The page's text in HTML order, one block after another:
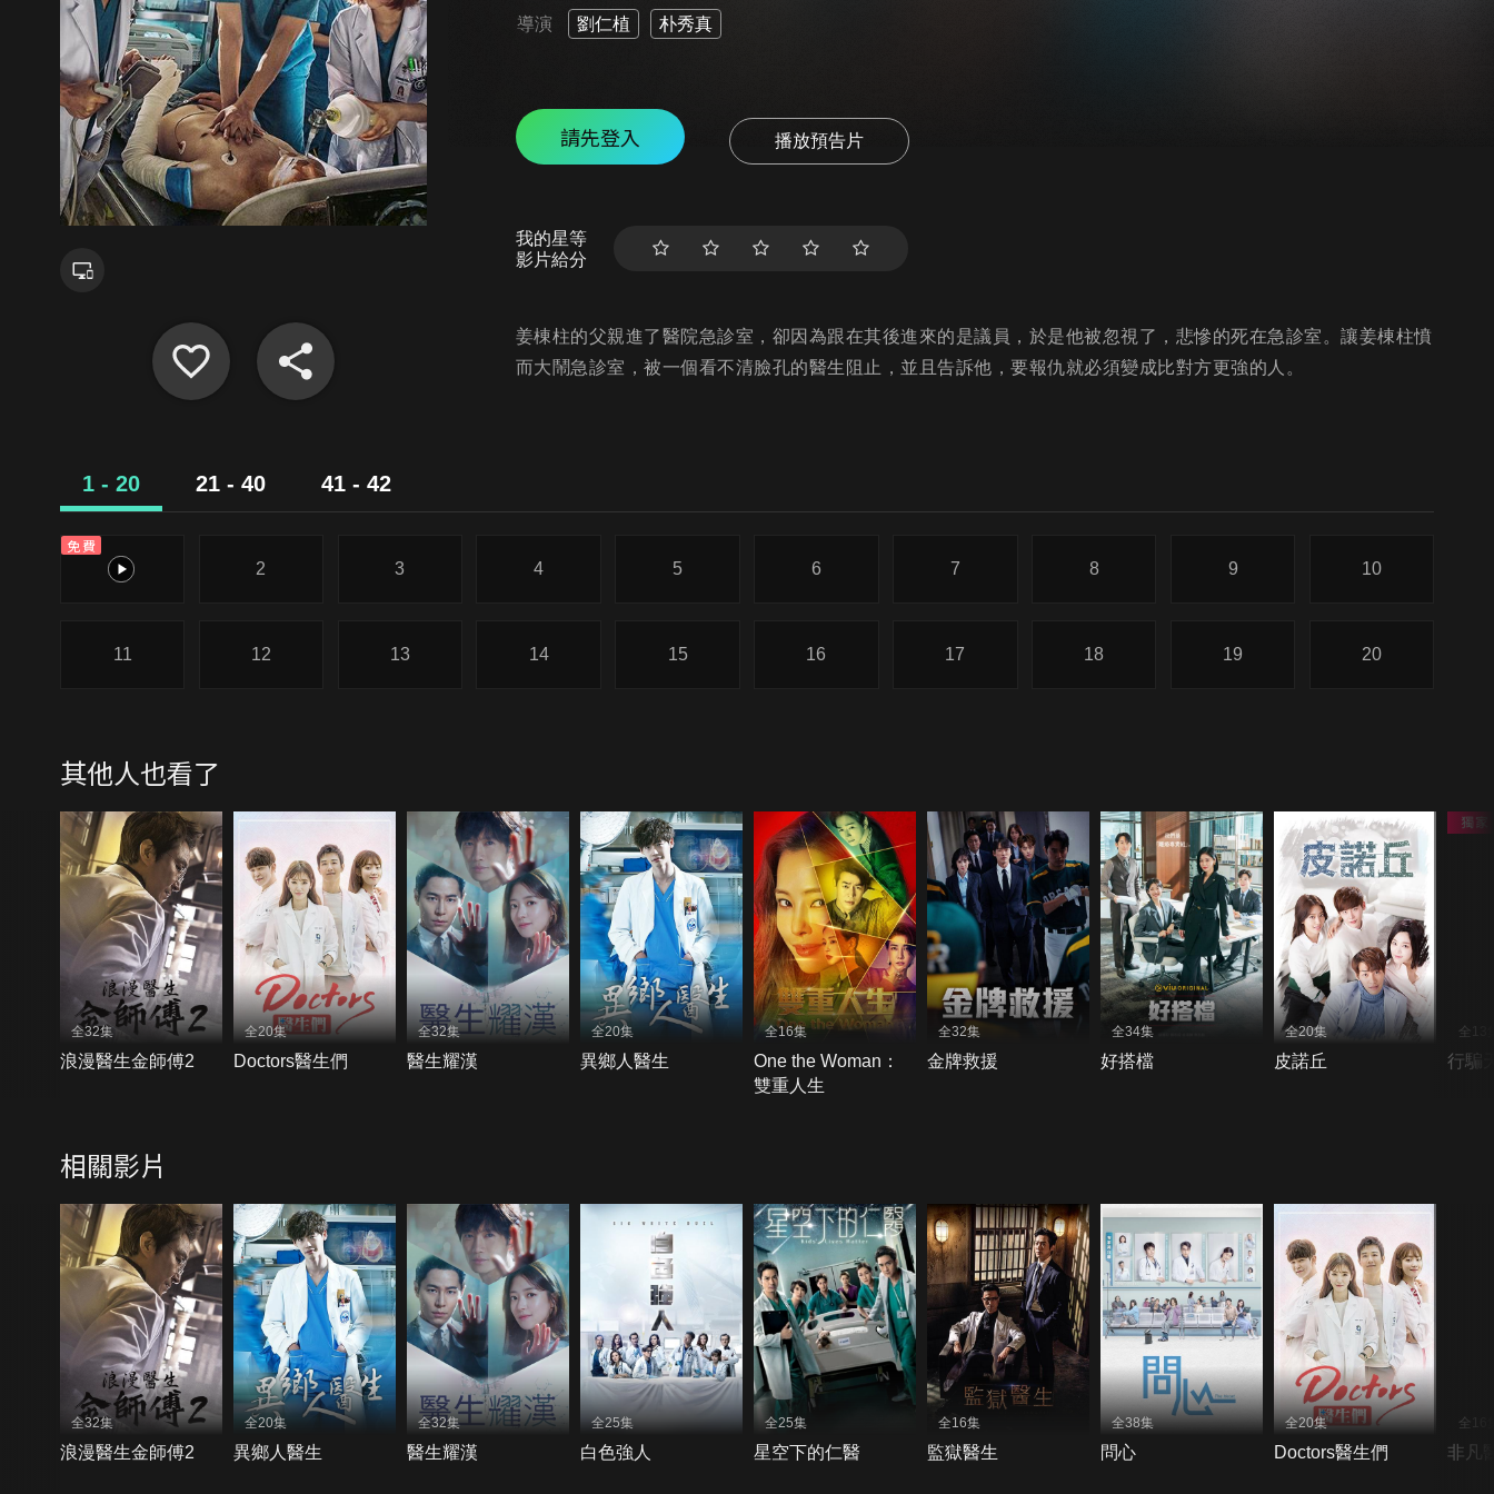
導演 劉仁植 朴秀真
請先登入 播放預告片
我的星等
影片給分
姜棟柱的父親進了醫院急診室，卻因為跟在其後進來的是議員，於是他被忽視了，悲慘的死在急診室。讓姜棟柱憤
而大鬧急診室，被一個看不清臉孔的醫生阻止，並且告訴他，要報仇就必須變成比對方更強的人。
1 - 20 21 - 40 41 - 42
免費
1
2 3 4 5 6 7 8 9 10
11 12 13 14 15 16 17 18 19 20
其他人也看了
全32集
浪漫醫生金師傅2
全20集
Doctors醫生們
全32集
醫生耀漢
全20集
異鄉人醫生
全16集
One the Woman：
雙重人生
全32集
金牌救援
全34集
好搭檔
全20集
皮諾丘
全13
行騙
相關影片
全32集
浪漫醫生金師傅2
全20集
異鄉人醫生
全32集
醫生耀漢
全25集
白色強人
全25集
星空下的仁醫
全16集
監獄醫生
全38集
問心
全20集
Doctors醫生們
全16
非凡